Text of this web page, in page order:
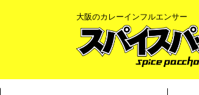
大阪のカレーインフルエンサー